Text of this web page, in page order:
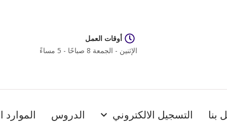
أوقات العمل
الإثنين - الجمعة 8 صباحًا - 5 مساءً
بنا التسجيل الالكتروني الدروس الموارد